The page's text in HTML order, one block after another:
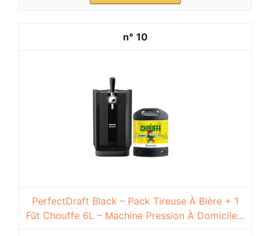
10
PerfectDraft Black – Pack Tireuse À Bière + 1
Fût Chouffe 6L – Machine Pression À Domicile...